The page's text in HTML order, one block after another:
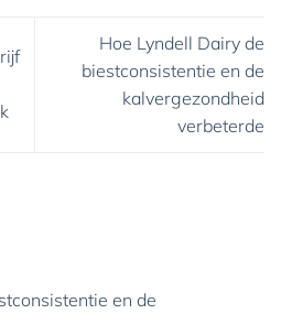
Hoe Lyndell Dairy de
biestconsistentie en de
kalvergezondheid
verbeterde
en de